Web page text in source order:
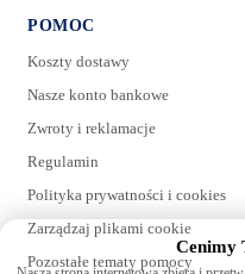
POMOC
Koszty dostawy
Nasze konto bankowe
Zwroty i reklamacje
Regulamin
Polityka prywatności i cookies
Zarządzaj plikami cookie
Pozostałe tematy pomocy
Cenimy